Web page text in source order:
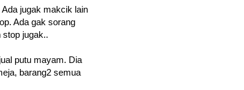
jugak makcik lain
Ada gak sorang
stop jugak..
putu mayam. Dia
barang2 semua